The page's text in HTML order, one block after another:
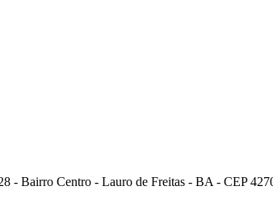
- Bairro Centro - Lauro de Freitas - BA - CEP